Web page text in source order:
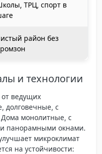
ТРЦ, спорт в
район без
и технологии
ведущих
долговечные, с
монолитные, с
панорамными окнами.
микроклимат
на устойчивости: